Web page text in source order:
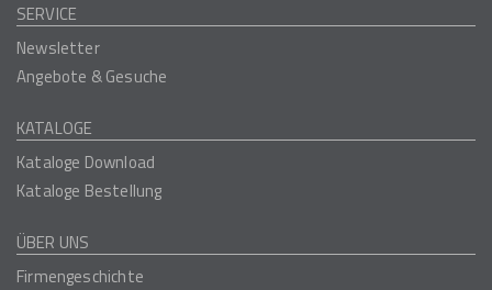
SERVICE
Newsletter
Angebote & Gesuche
KATALOGE
Kataloge Download
Kataloge Bestellung
ÜBER UNS
Firmengeschichte